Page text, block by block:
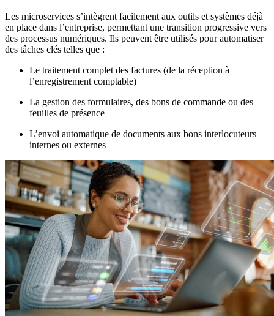
Les microservices s’intègrent facilement aux outils et systèmes déjà
en place dans l’entreprise, permettant une transition progressive vers
des processus numériques. Ils peuvent être utilisés pour automatiser
des tâches clés telles que :
Le traitement complet des factures (de la réception à
l’enregistrement comptable)
La gestion des formulaires, des bons de commande ou des
feuilles de présence
L’envoi automatique de documents aux bons interlocuteurs
internes ou externes